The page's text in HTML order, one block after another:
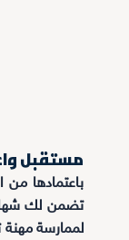
مستقبل
باعتمادها من
لممارسة مهنة